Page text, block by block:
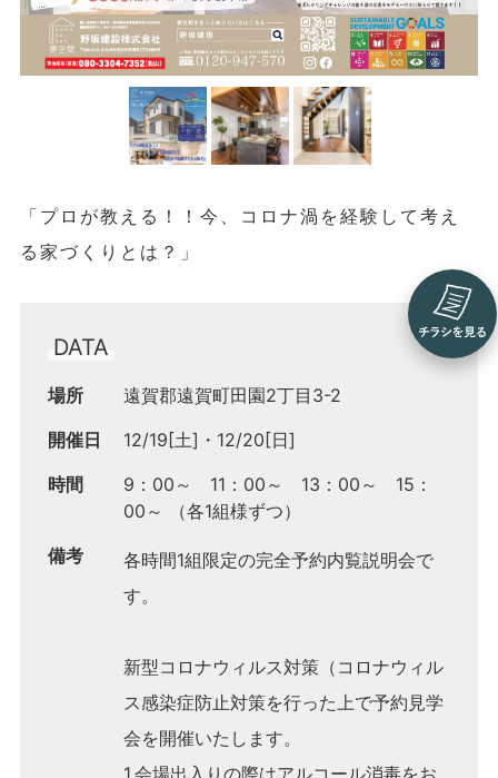
「プロが教える！！今、コロナ渦を経験して考え
る家づくりとは？」
DATA
場所
遠賀郡遠賀町田園2丁目3-2
開催日
12/19[土]
12/20[日]
時間
9：00～ 11：00～ 13：00～ 15：
00～ （各1組様ずつ）
備考
各時間1組限定の完全予約内覧説明会で
す。
新型コロナウィルス対策（コロナウィル
ス感染症防止対策を行った上で予約見学
会を開催いたします。